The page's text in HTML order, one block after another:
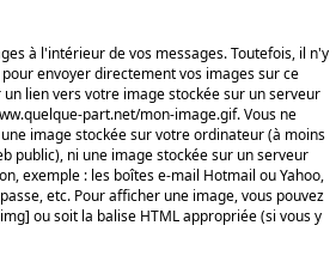
à l'intérieur de vos messages. Toutefois, il n'y
envoyer directement vos images sur ce
lien vers votre image stockée sur un serveur
part.net/mon-image.gif. Vous ne
image stockée sur votre ordinateur (à moins
public), ni une image stockée sur un serveur
exemple : les boîtes e-mail Hotmail ou Yahoo,
etc. Pour afficher une image, vous pouvez
ou soit la balise HTML appropriée (si vous y